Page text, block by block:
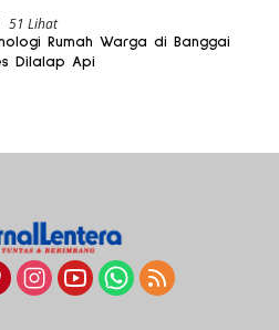
51 Lihat
Rumah Warga di Banggai
Dilalap Api